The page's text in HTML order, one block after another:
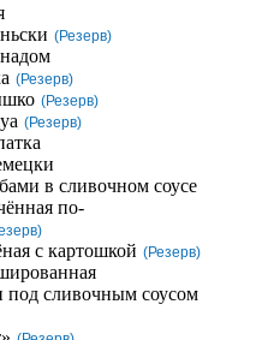
(Резерв)
(Резерв)
(Резерв)
(Резерв)
в сливочном соусе
по-
с картошкой (Резерв)
под сливочным соусом